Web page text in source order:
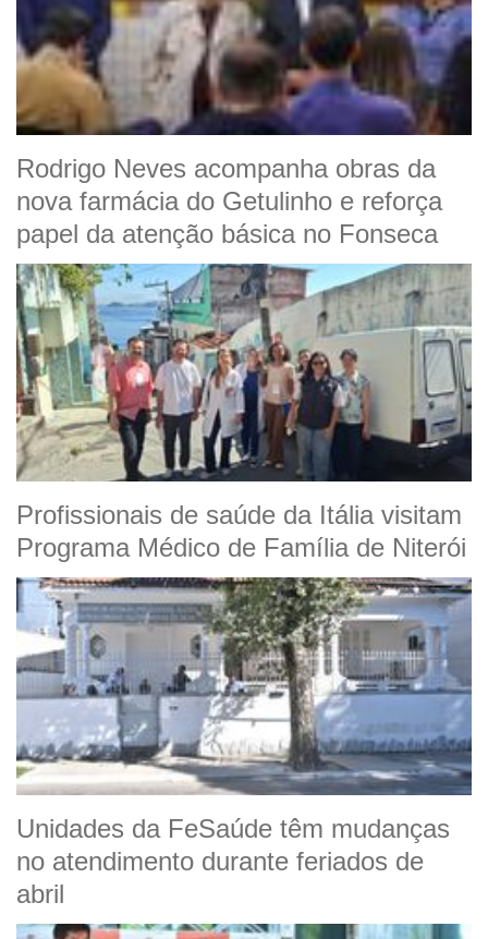
Rodrigo Neves acompanha obras da
nova farmácia do Getulinho e reforça
papel da atenção básica no Fonseca
Profissionais de saúde da Itália visitam
Programa Médico de Família de Niterói
Unidades da FeSaúde têm mudanças
no atendimento durante feriados de
abril